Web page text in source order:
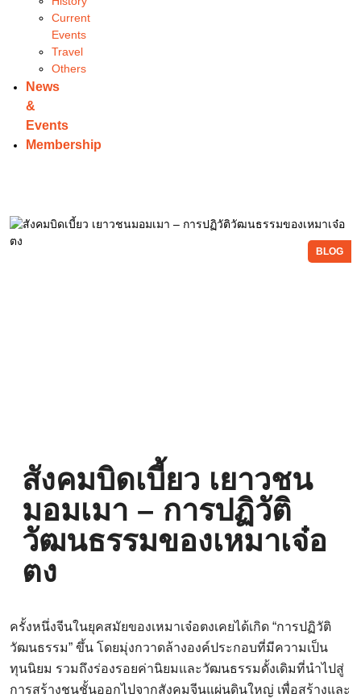
Current
Events
Travel
Others
News
&
Events
Membership
BLOG
สังคมบิดเบี้ยว เยาวชน
มอมเมา – การปฏิวัติ
วัฒนธรรมของเหมาเจ๋อ
ตง
ครั้งหนึ่งจีนในยุคสมัยของเหมาเจ๋อตงเคยได้เกิด “การปฏิวัติ
วัฒนธรรม” ขึ้น โดยมุ่งกวาดล้างองค์ประกอบที่มีความเป็น
ทุนนิยม รวมถึงร่องรอยค่านิยมและวัฒนธรรมดั้งเดิมที่นำไปสู่
การสร้างชนชั้นออกไปจากสังคมจีนแผ่นดินใหญ่ เพื่อสร้างและ